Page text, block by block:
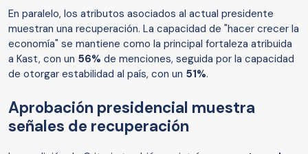
En paralelo, los atributos asociados al actual presidente
muestran una recuperación. La capacidad de "hacer crecer la
economía" se mantiene como la principal fortaleza atribuida
a Kast, con un 56% de menciones, seguida por la capacidad
de otorgar estabilidad al país, con un 51%.
Aprobación presidencial muestra
señales de recuperación